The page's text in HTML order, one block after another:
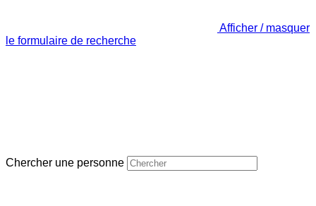
Afficher / masquer
le formulaire de recherche
Chercher une personne